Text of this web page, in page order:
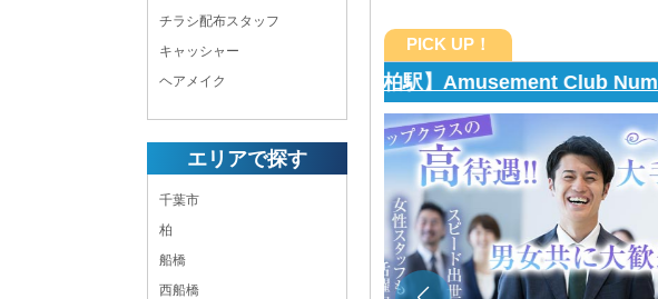
チラシ配布スタッフ
キャッシャー
ヘアメイク
エリアで探す
千葉市
柏
船橋
西船橋
PICK UP！
すさエリアトップクラス！ どなたでものびのびと
界未経験者さんも大歓迎です！
柏 キャバクラボーイ・黒服求人
The Thrive（ザ・スライヴ）